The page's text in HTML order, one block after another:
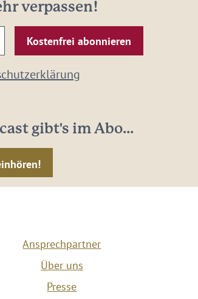
verpassen!
gibt's im Abo...
Ansprechpartner
Über uns
Presse